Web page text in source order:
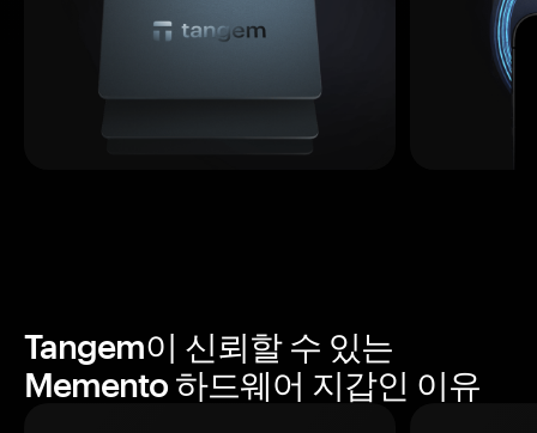
Tangem이 신뢰할 수 있는
Memento 하드웨어 지갑인 이유